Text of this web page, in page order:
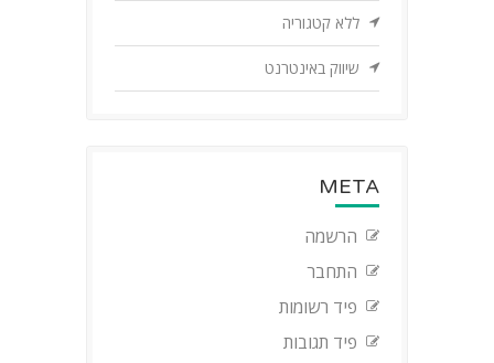
ללא קטגוריה
שיווק באינטרנט
META
הרשמה
התחבר
פיד רשומות
פיד תגובות